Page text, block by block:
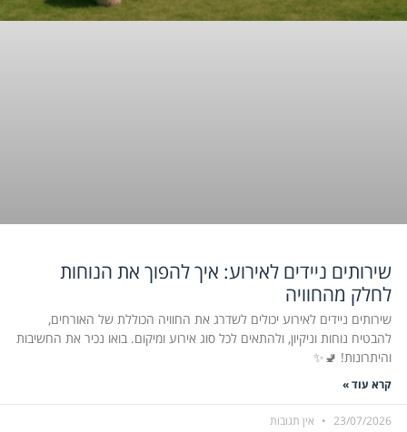
שירותים ניידים לאירוע: איך להפוך את הנוחות
לחלק מהחוויה
שירותים ניידים לאירוע יכולים לשדרג את החוויה הכוללת של האורחים,
להבטיח נוחות וניקיון, ולהתאים לכל סוג אירוע ומיקום. בואו נכיר את החשיבות
והיתרונות! 🚽✨
קרא עוד »
23/07/2026 אין תגובות